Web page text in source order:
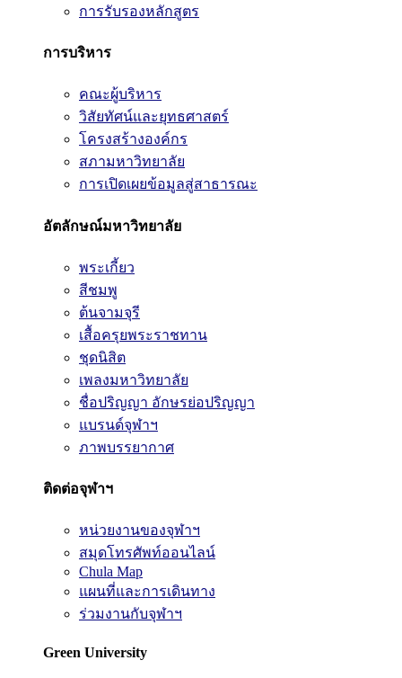
การรับรองหลักสูตร
การบริหาร
คณะผู้บริหาร
วิสัยทัศน์และยุทธศาสตร์
โครงสร้างองค์กร
สภามหาวิทยาลัย
การเปิดเผยข้อมูลสู่สาธารณะ
อัตลักษณ์มหาวิทยาลัย
พระเกี้ยว
สีชมพู
ต้นจามจุรี
เสื้อครุยพระราชทาน
ชุดนิสิต
เพลงมหาวิทยาลัย
ชื่อปริญญา อักษรย่อปริญญา
แบรนด์จุฬาฯ
ภาพบรรยากาศ
ติดต่อจุฬาฯ
หน่วยงานของจุฬาฯ
สมุดโทรศัพท์ออนไลน์
Chula Map
แผนที่และการเดินทาง
ร่วมงานกับจุฬาฯ
Green University